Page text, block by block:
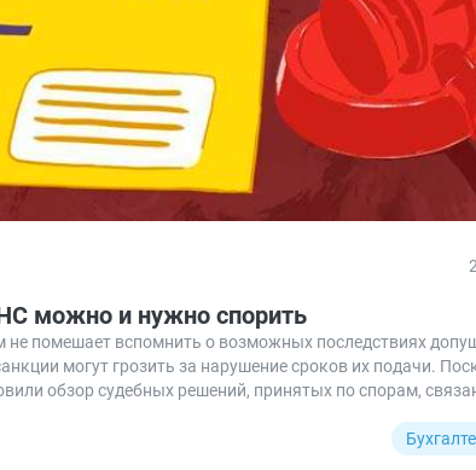
можно и нужно спорить
не помешает вспомнить о возможных последствиях
могут грозить за нарушение сроков их подачи.
обзор судебных решений, принятых по спорам,